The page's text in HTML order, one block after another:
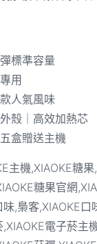
標準容量
用
人氣風味
殼｜高效加熱芯
盒贈送主機